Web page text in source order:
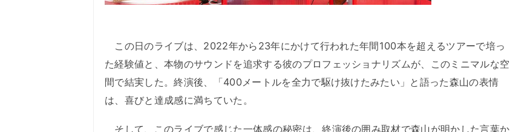
この日のライブは、2022年から23年にかけて行われた年間100本を超えるツアーで培っ
た経験値と、本物のサウンドを追求する彼のプロフェッショナリズムが、このミニマルな空
間で結実した。終演後、「400メートルを全力で駆け抜けたみたい」と語った森山の表情
は、喜びと達成感に満ちていた。
そして、このライブで感じた一体感の秘密は、終演後の囲み取材で森山が明かした言葉か